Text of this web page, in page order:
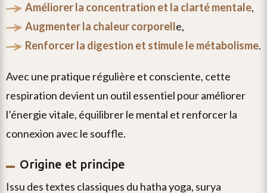
améliorer la concentration et la clarté mentale,
augmenter la chaleur corporelle,
renforcer la digestion et stimule le métabolisme.
avec une pratique régulière et consciente, cette
respiration devient un outil essentiel pour améliorer
l’énergie vitale, équilibrer le mental et renforcer la
connexion avec le souffle.
Origine et principe
issu des textes classiques du hatha yoga, surya